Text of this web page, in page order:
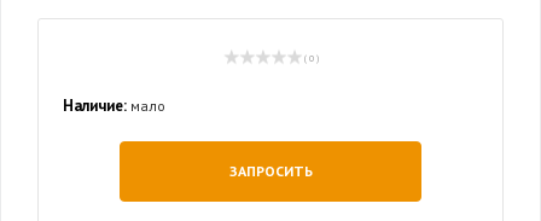
( 0 )
Наличие: мало
ЗАПРОСИТЬ